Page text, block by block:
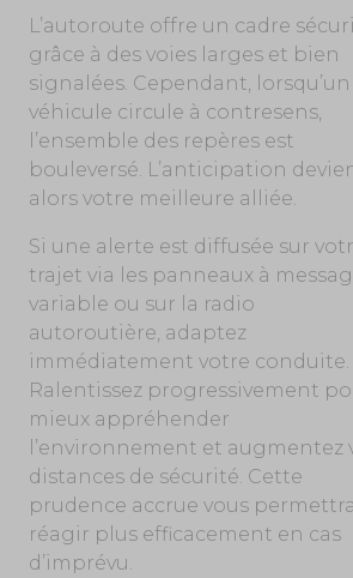
L’autoroute offre un cadre
grâce à des voies larges et bien
signalées. Cependant, lorsqu’un
véhicule circule à contresens,
l’ensemble des repères est
bouleversé. L’anticipation
alors votre meilleure alliée.
Si une alerte est diffusée sur
trajet via les panneaux à
variable ou sur la radio
autoroutière, adaptez
immédiatement votre conduite.
Ralentissez progressivement
mieux appréhender
l’environnement et augmentez
distances de sécurité. Cette
prudence accrue vous
réagir plus efficacement en cas
d’imprévu.